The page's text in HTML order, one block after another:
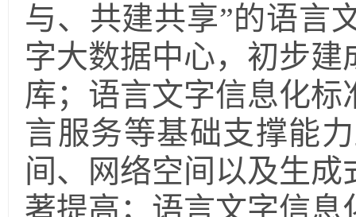
与、共建共享”的语言
字大数据中心，初步
库；语言文字信息化
言服务等基础支撑能
间、网络空间以及生
著提高；语言文字信